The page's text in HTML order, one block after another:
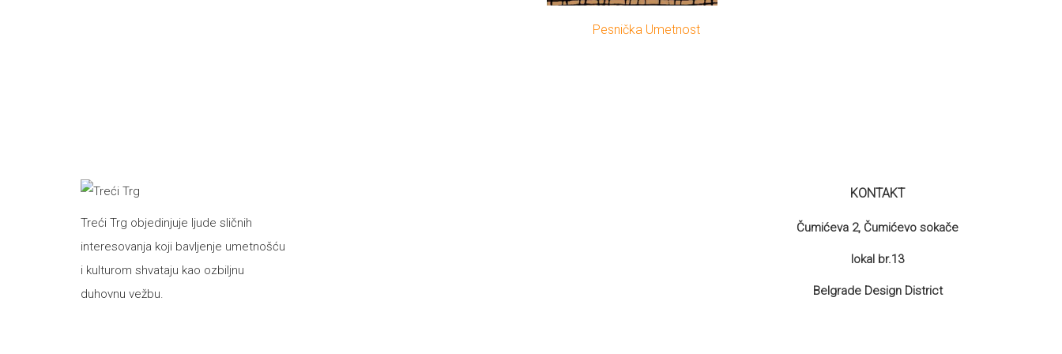
Pesnička Umetnost
Treći Trg objedinjuje ljude sličnih
interesovanja koji bavljenje umetnošću
i kulturom shvataju kao ozbiljnu
duhovnu vežbu.
KONTAKT
Čumićeva 2, Čumićevo sokače
lokal br.13
Belgrade Design District